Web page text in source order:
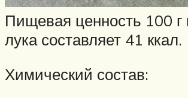
Пищевая ценность 100 г
лука составляет 41 ккал.
Химический состав: